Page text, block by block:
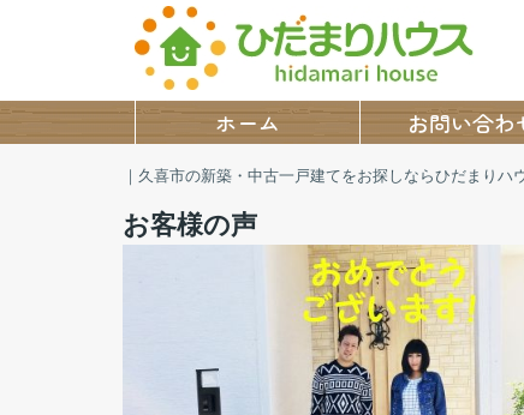
ホーム お問い合わ
｜久喜市の新築・中古一戸建てをお探しならひだまりハ
お客様の声